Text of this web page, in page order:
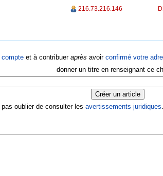
compte et à contribuer après avoir confirmé votre
donner un titre en renseignant ce
oublier de consulter les avertissements juridiques
216.73.216.146